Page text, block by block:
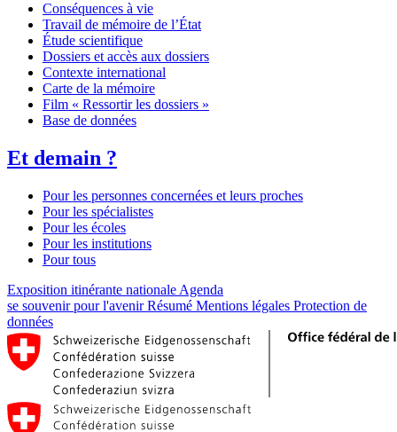
Conséquences à vie
Travail de mémoire de l’État
Étude scientifique
Dossiers et accès aux dossiers
Contexte international
Carte de la mémoire
Film « Ressortir les dossiers »
Base de données
Et demain ?
Pour les personnes concernées et leurs proches
Pour les spécialistes
Pour les écoles
Pour les institutions
Pour tous
Exposition itinérante nationale Agenda
se souvenir pour l'avenirRésumé Mentions légales Protection de
données